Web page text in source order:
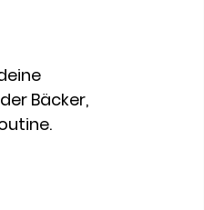
Bäcker,